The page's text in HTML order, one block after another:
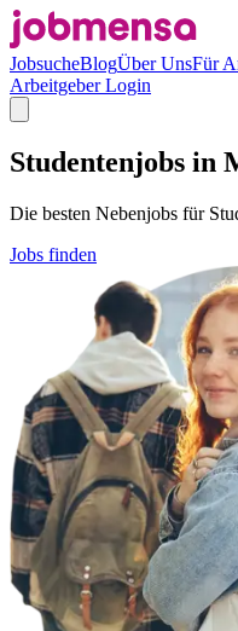
JobsucheBlogÜber UnsFür
Arbeitgeber Login
Studentenjobs in
Die besten Nebenjobs für
Jobs finden